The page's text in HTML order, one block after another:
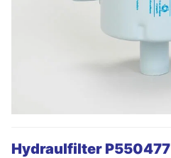
Hydraulfilter P550477